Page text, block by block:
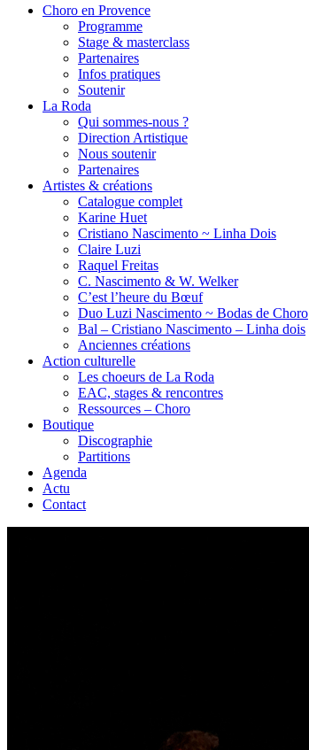
Choro en Provence
Programme
Stage & masterclass
Partenaires
Infos pratiques
Soutenir
La Roda
Qui sommes-nous ?
Direction Artistique
Nous soutenir
Partenaires
Artistes & créations
Catalogue complet
Karine Huet
Cristiano Nascimento ~ Linha Dois
Claire Luzi
Raquel Freitas
C. Nascimento & W. Welker
C’est l’heure du Bœuf
Duo Luzi Nascimento ~ Bodas de Choro
Bal – Cristiano Nascimento – Linha dois
Anciennes créations
Action culturelle
Les choeurs de La Roda
EAC, stages & rencontres
Ressources – Choro
Boutique
Discographie
Partitions
Agenda
Actu
Contact